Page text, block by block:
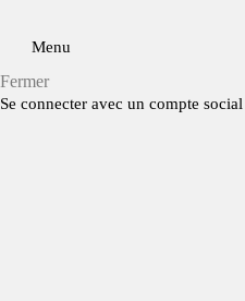
Menu
Fermer
Se connecter avec un compte social